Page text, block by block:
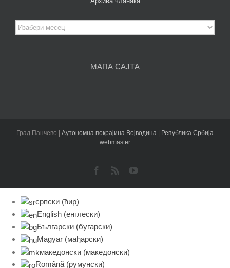
Архива
чланака
МАПА САЈТА
Град Панчево | Аутономна покрајина Војводина | Република Србија
webmaster
Facebook
Rss YouTube
српски (ћир)
English (енглески)
Български (бугарски)
Magyar (мађарски)
македонски (македонски)
Română(румунски)